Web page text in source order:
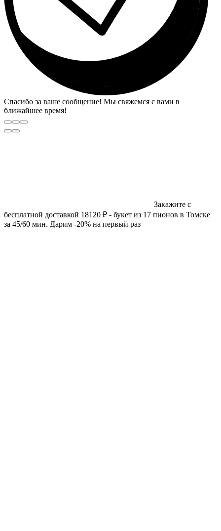
Спасибо за ваше сообщение! Мы свяжемся с вами в
ближайшее время!
Закажите с
бесплатной доставкой 18120 ₽ - букет из 17 пионов в Томске
за 45/60 мин. Дарим -20% на первый раз